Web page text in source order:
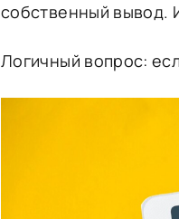
собственный вывод.
Логичный вопрос: